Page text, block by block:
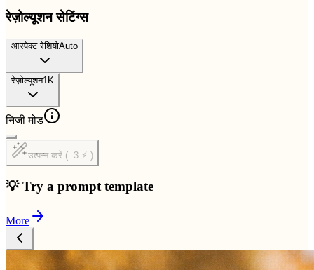
रेज़ोल्यूशन सेटिंग्स
आस्पेक्ट रेशियोAuto
रेज़ोल्यूशन1K
निजी मोड
उत्पन्न करें ( -3 ⚡ )
💡 Try a prompt template
More